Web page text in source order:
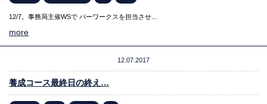
12/7。事務局主催WSで バーワークスを担当させ...
more
12.07.2017
養成コース最終日の終え…